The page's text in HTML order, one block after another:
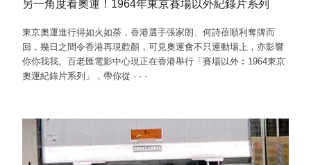
另一角度看奧運！1964年東京賽場以外紀錄片系列
東京奧運進行得如火如荼，香港選手張家朗、何詩蓓順利奪牌而
回，幾日之間令香港再現歡顏，可見奧運會不只運動場上，亦影響
你你我我。百老匯電影中心現正在香港舉行「賽場以外︰1964東京
奧運紀錄片系列」，帶你從 · · ·